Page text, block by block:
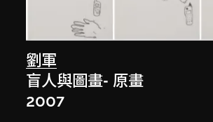
劉軍
盲人與圖畫- 原畫
2007